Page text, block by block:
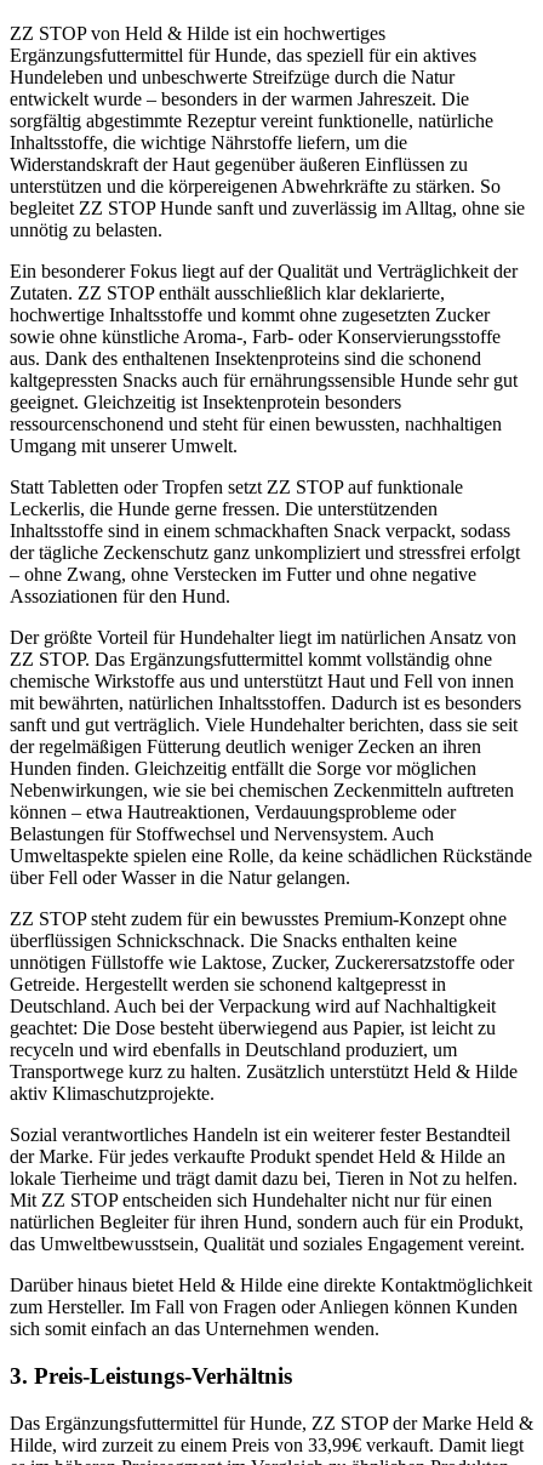
ZZ STOP von Held & Hilde ist ein hochwertiges
Ergänzungsfuttermittel für Hunde, das speziell für ein aktives
Hundeleben und unbeschwerte Streifzüge durch die Natur
entwickelt wurde – besonders in der warmen Jahreszeit. Die
sorgfältig abgestimmte Rezeptur vereint funktionelle, natürliche
Inhaltsstoffe, die wichtige Nährstoffe liefern, um die
Widerstandskraft der Haut gegenüber äußeren Einflüssen zu
unterstützen und die körpereigenen Abwehrkräfte zu stärken. So
begleitet ZZ STOP Hunde sanft und zuverlässig im Alltag, ohne sie
unnötig zu belasten.
Ein besonderer Fokus liegt auf der Qualität und Verträglichkeit der
Zutaten. ZZ STOP enthält ausschließlich klar deklarierte,
hochwertige Inhaltsstoffe und kommt ohne zugesetzten Zucker
sowie ohne künstliche Aroma-, Farb- oder Konservierungsstoffe
aus. Dank des enthaltenen Insektenproteins sind die schonend
kaltgepressten Snacks auch für ernährungssensible Hunde sehr gut
geeignet. Gleichzeitig ist Insektenprotein besonders
ressourcenschonend und steht für einen bewussten, nachhaltigen
Umgang mit unserer Umwelt.
Statt Tabletten oder Tropfen setzt ZZ STOP auf funktionale
Leckerlis, die Hunde gerne fressen. Die unterstützenden
Inhaltsstoffe sind in einem schmackhaften Snack verpackt, sodass
der tägliche Zeckenschutz ganz unkompliziert und stressfrei erfolgt
– ohne Zwang, ohne Verstecken im Futter und ohne negative
Assoziationen für den Hund.
Der größte Vorteil für Hundehalter liegt im natürlichen Ansatz von
ZZ STOP. Das Ergänzungsfuttermittel kommt vollständig ohne
chemische Wirkstoffe aus und unterstützt Haut und Fell von innen
mit bewährten, natürlichen Inhaltsstoffen. Dadurch ist es besonders
sanft und gut verträglich. Viele Hundehalter berichten, dass sie seit
der regelmäßigen Fütterung deutlich weniger Zecken an ihren
Hunden finden. Gleichzeitig entfällt die Sorge vor möglichen
Nebenwirkungen, wie sie bei chemischen Zeckenmitteln auftreten
können – etwa Hautreaktionen, Verdauungsprobleme oder
Belastungen für Stoffwechsel und Nervensystem. Auch
Umweltaspekte spielen eine Rolle, da keine schädlichen Rückstände
über Fell oder Wasser in die Natur gelangen.
ZZ STOP steht zudem für ein bewusstes Premium-Konzept ohne
überflüssigen Schnickschnack. Die Snacks enthalten keine
unnötigen Füllstoffe wie Laktose, Zucker, Zuckerersatzstoffe oder
Getreide. Hergestellt werden sie schonend kaltgepresst in
Deutschland. Auch bei der Verpackung wird auf Nachhaltigkeit
geachtet: Die Dose besteht überwiegend aus Papier, ist leicht zu
recyceln und wird ebenfalls in Deutschland produziert, um
Transportwege kurz zu halten. Zusätzlich unterstützt Held & Hilde
aktiv Klimaschutzprojekte.
Sozial verantwortliches Handeln ist ein weiterer fester Bestandteil
der Marke. Für jedes verkaufte Produkt spendet Held & Hilde an
lokale Tierheime und trägt damit dazu bei, Tieren in Not zu helfen.
Mit ZZ STOP entscheiden sich Hundehalter nicht nur für einen
natürlichen Begleiter für ihren Hund, sondern auch für ein Produkt,
das Umweltbewusstsein, Qualität und soziales Engagement vereint.
Darüber hinaus bietet Held & Hilde eine direkte Kontaktmöglichkeit
zum Hersteller. Im Fall von Fragen oder Anliegen können Kunden
sich somit einfach an das Unternehmen wenden.
3. Preis-Leistungs-Verhältnis
Das Ergänzungsfuttermittel für Hunde, ZZ STOP der Marke Held &
Hilde, wird zurzeit zu einem Preis von 33,99€ verkauft. Damit liegt